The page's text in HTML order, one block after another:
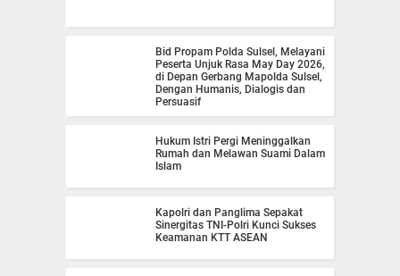
Bid Propam Polda Sulsel, Melayani
Peserta Unjuk Rasa May Day 2026,
di Depan Gerbang Mapolda Sulsel,
Dengan Humanis, Dialogis dan
Persuasif
Hukum Istri Pergi Meninggalkan
Rumah dan Melawan Suami Dalam
Islam
Kapolri dan Panglima Sepakat
Sinergitas TNI-Polri Kunci Sukses
Keamanan KTT ASEAN